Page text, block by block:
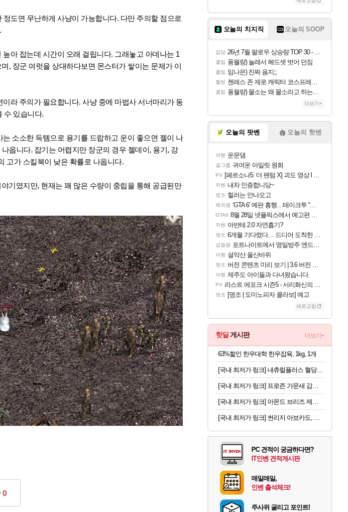
도면 무난하게 사냥이 가능합니다. 다만 주의할 점으로
아 잡는데 시간이 오래 걸립니다. 그래놓고 아데나는 1
, 장군 여럿을 상대하다보면 몬스터가 쌓이는 문제가 이
라 주의가 필요합니다. 사냥 중에 마법사 서너마리가 동
수 있습니다.
소소한 득템으로 용기를 드랍하고 운이 좋으면 젤이 나
옵니다. 잡기는 어렵지만 장군의 경우 젤데이, 용기, 강
고가 스킬북이 낮은 확률로 나옵니다.
기였지만, 현재는 꽤 많은 수량이 중립을 통해 공급된만
0
오늘의 치지직 오늘의 SOOP
잡담 26년 7월 팔로우 상승량 TOP 30 - 월간 치지직
클립 풍월량) 놀래서 헤드셋 벗어 던짐
클립 임나은) 진짜 음지;;
짤방 젠레스 존 제로 캐릭터 코스프레한 꽁주
클립 풍월량) 물소는 왜 물소라고 하는거야? 아! 그만 ㅋㅋ 알았어 ㅋㅋ
더보기+
오늘의 팟벤 오늘의 핫벤
여행 운문댐
걸그룹 귀여운 아일릿 원희
PV [페르소나5: 더 팬텀 X] 괴도 영상 l 타카마키 안·댄싱 스타
차벤 내차 인증합니당~
명조 힐러는 안나오고
해외겜 ‘GTA 6’ 예판 흥행…테이크투 “내부 예상 크게 넘어”
GTA6 8월 28일 넷플릭스에서 예고편 공개 예정
차벤 아반테 2.0 자연흡기?
명조 6개월 기다렸다… 드디어 도착한 치사 메신저백! 실물 후기
섭컬겜 포트나이트에서 명일방주 엔드필드 [펠리카] 판매 예정
여행 설악산 울산바위
명조 버전 콘텐츠 미리 보기 | 3.6 버전 「신기루 속 등불 그림자, 속세에 깃든 검의 결심」이 8월 20일에 업데이트됩니다!
여행 제주도 아이들과 다녀왔습니다.
PV 라스트 에포크 시즌5 - 서리화신의 분노 티저
명조 [명조 | 도미노피자 콜라보] 예고
새로고침
핫딜 게시판 더보기+
63%할인 한우대학 한우잡육, 1kg, 1개
[국내 최저가 링크] 내츄럴플러스 혈당건강 바나바, 90정, 2개
[국내 최저가 링크] 프로즌 가문새 감바스, 500g, 2개
[국내 최저가 링크] 썬리지 아보카도, 생과, 중대과, 10과, 1박스
PC 견적이 궁금하다면?
IT인벤 견적게시판
매일매일,
인벤 출석체크!
주사위 굴리고 포인트!